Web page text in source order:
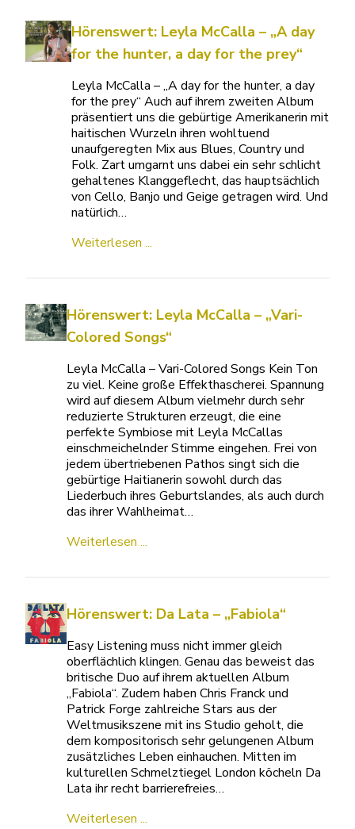
Hörenswert: Leyla McCalla – „A day
for the hunter, a day for the prey“
Leyla McCalla – „A day for the hunter, a day
for the prey“ Auch auf ihrem zweiten Album
präsentiert uns die gebürtige Amerikanerin mit
haitischen Wurzeln ihren wohltuend
unaufgeregten Mix aus Blues, Country und
Folk. Zart umgarnt uns dabei ein sehr schlicht
gehaltenes Klanggeflecht, das hauptsächlich
von Cello, Banjo und Geige getragen wird. Und
natürlich…
Weiterlesen ...
Hörenswert: Leyla McCalla – „Vari-
Colored Songs“
Leyla McCalla – Vari-Colored Songs Kein Ton
zu viel. Keine große Effekthascherei. Spannung
wird auf diesem Album vielmehr durch sehr
reduzierte Strukturen erzeugt, die eine
perfekte Symbiose mit Leyla McCallas
einschmeichelnder Stimme eingehen. Frei von
jedem übertriebenen Pathos singt sich die
gebürtige Haitianerin sowohl durch das
Liederbuch ihres Geburtslandes, als auch durch
das ihrer Wahlheimat…
Weiterlesen ...
Hörenswert: Da Lata – „Fabiola“
Easy Listening muss nicht immer gleich
oberflächlich klingen. Genau das beweist das
britische Duo auf ihrem aktuellen Album
„Fabiola“. Zudem haben Chris Franck und
Patrick Forge zahlreiche Stars aus der
Weltmusikszene mit ins Studio geholt, die
dem kompositorisch sehr gelungenen Album
zusätzliches Leben einhauchen. Mitten im
kulturellen Schmelztiegel London köcheln Da
Lata ihr recht barrierefreies…
Weiterlesen ...